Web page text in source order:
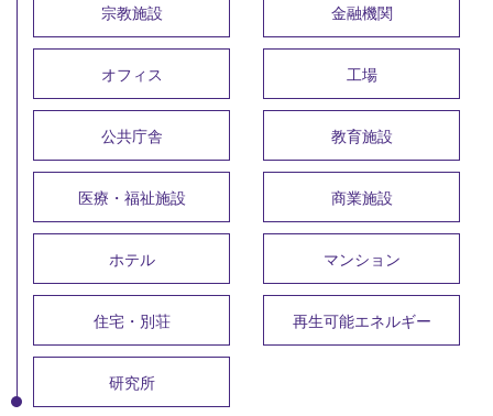
宗教施設 金融機関
オフィス 工場
公共庁舎 教育施設
医療・福祉施設 商業施設
ホテル マンション
住宅・別荘 再生可能エネルギー
研究所